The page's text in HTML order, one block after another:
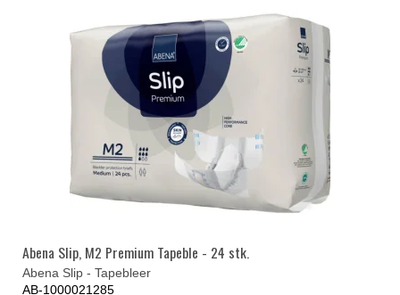
Abena Slip, M2 Premium Tapeble - 24 stk.
Abena Slip - Tapebleer
AB-1000021285